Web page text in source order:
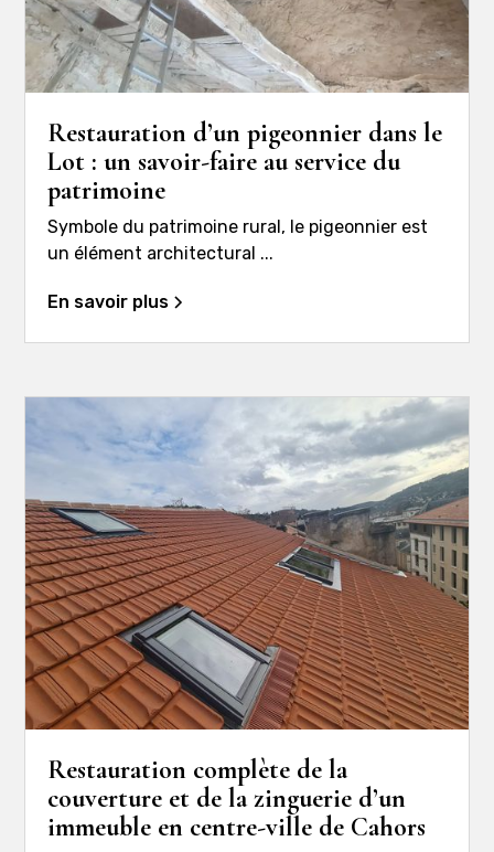
Restauration d’un pigeonnier dans le
Lot : un savoir-faire au service du
patrimoine
Symbole du patrimoine rural, le pigeonnier est
un élément architectural ...
En savoir plus
Restauration complète de la
couverture et de la zinguerie d’un
immeuble en centre-ville de Cahors